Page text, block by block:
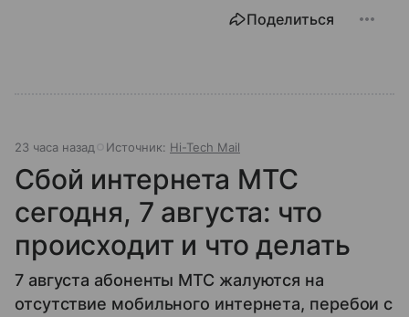
Поделиться
23 часа назад Источник: Hi-Tech Mail
Сбой интернета МТС
сегодня, 7 августа: что
происходит и что делать
7 августа абоненты МТС жалуются на
отсутствие мобильного интернета, перебои с